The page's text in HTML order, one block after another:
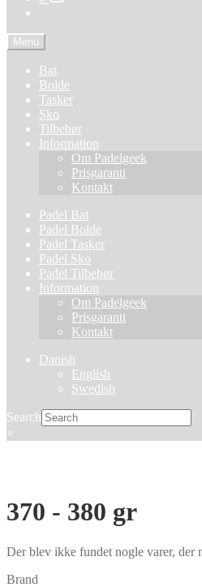
Menu
Bat
Bolde
Tasker
Sko
Tilbehør
Information
Om Padelgeek
Prisgaranti
Kontakt
Padel Bat
Padel Bolde
Padel Tasker
Padel Sko
Padel Tilbehør
Information
Om Padelgeek
Prisgaranti
Kontakt
Danish
English
Swedish
Search
×
370 - 380 gr
Der blev ikke fundet nogle varer, der
Brand